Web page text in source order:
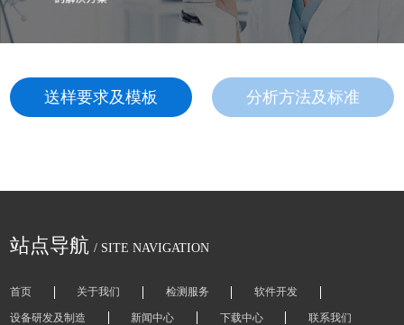
送样要求及模板 分析方法及标准
站点导航 / SITE NAVIGATION
首页 关于我们 检测服务 软件开发
设备研发及制造 新闻中心 下载中心 联系我们